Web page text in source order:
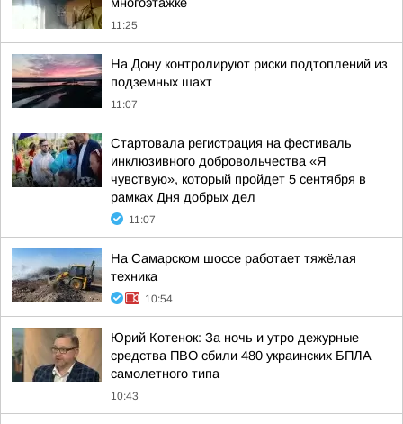
11:25
На Дону контролируют риски подтоплений из
подземных шахт
11:07
Стартовала регистрация на фестиваль
инклюзивного добровольчества «Я
чувствую», который пройдет 5 сентября в
рамках Дня добрых дел
11:07
На Самарском шоссе работает тяжёлая
техника
10:54
Юрий Котенок: За ночь и утро дежурные
средства ПВО сбили 480 украинских БПЛА
самолетного типа
10:43